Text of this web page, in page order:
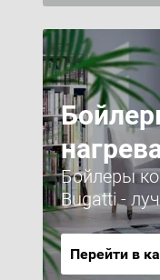
Бойлеры
Bugatti -
Перейти в